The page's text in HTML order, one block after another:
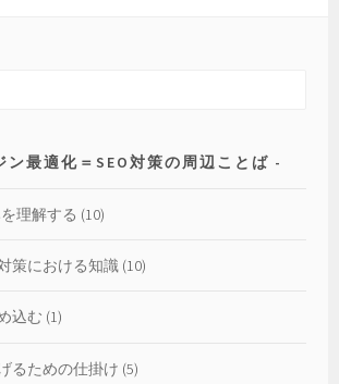
ン最適化＝SEO対策の周辺ことば
理解する (10)
策における知識 (10)
込む (1)
るための仕掛け (5)